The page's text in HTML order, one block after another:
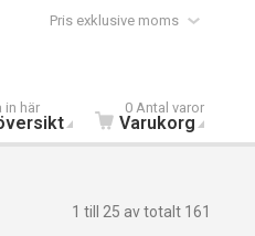
Pris exklusive moms
in här 0 Antal varor
Varukorg
1 till 25 av totalt 161